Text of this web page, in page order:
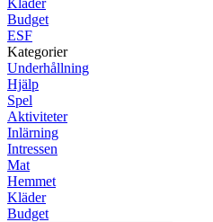
Kläder
Budget
ESF
Kategorier
Underhållning
Hjälp
Spel
Aktiviteter
Inlärning
Intressen
Mat
Hemmet
Kläder
Budget